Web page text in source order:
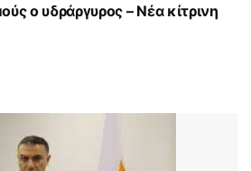
ο υδράργυρος – Νέα κίτρινη